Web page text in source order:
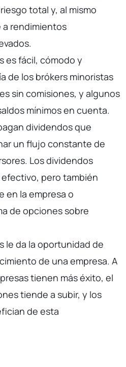
total y, al mismo
rendimientos
es fácil, cómodo y
de los brókers minoristas
sin comisiones, y algunos
mínimos en cuenta.
dividendos que
un flujo constante de
Los dividendos
pero también
en la empresa o
de opciones sobre
le da la oportunidad de
de una empresa. A
tienen más éxito, el
tiende a subir, y los
de esta